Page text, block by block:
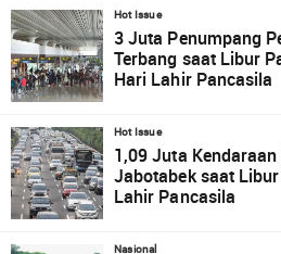
Hot Issue
3 Juta Penumpang
Terbang saat Libur
Hari Lahir Pancasila
Hot Issue
1,09 Juta
Jabotabek saat
Lahir Pancasila
Nasional